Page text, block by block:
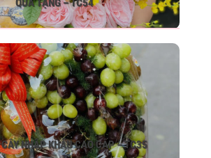
QUÀ TẶNG – TC54
NHẬP KHẨU CAO CẤP – TC35